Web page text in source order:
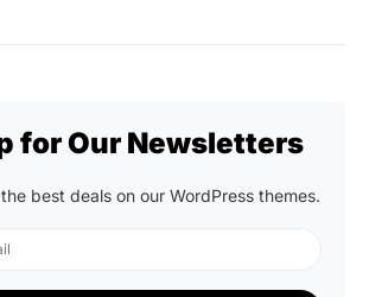
for Our Newsletters
best deals on our WordPress themes.